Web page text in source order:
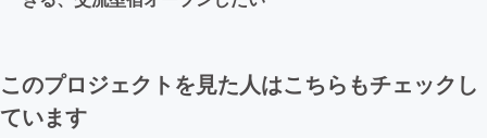
このプロジェクトを見た人はこちらもチェックし
ています